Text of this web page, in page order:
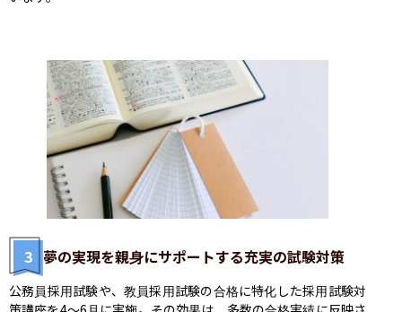
3 夢の実現を親身にサポートする充実の試験対策
公務員採用試験や、教員採用試験の合格に特化した採用試験対